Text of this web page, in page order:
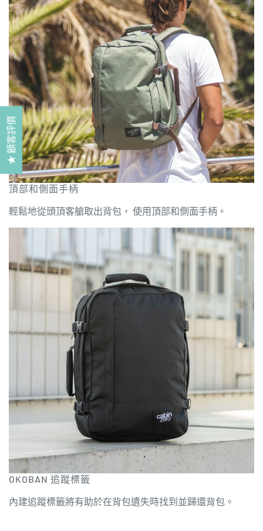
頂部和側面手柄
輕鬆地從頭頂客艙取出背包， 使用頂部和側面手柄。
OKOBAN 追蹤標籤
內建追蹤標籤將有助於在背包遺失時找到並歸還背包。
★ 顧客評價